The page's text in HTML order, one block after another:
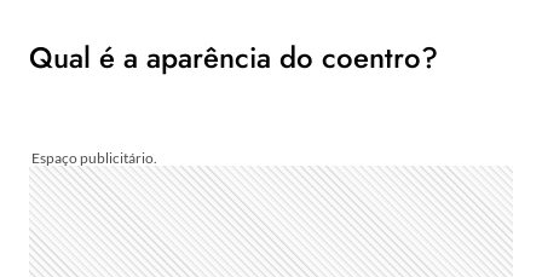
Qual é a aparência do coentro?